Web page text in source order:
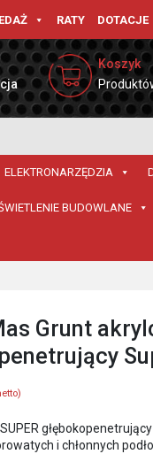
RATY DOTACJE
Koszyk
ELEKTRONARZĘDZIA
BUDOWLANE
Grunt
i chłonnych